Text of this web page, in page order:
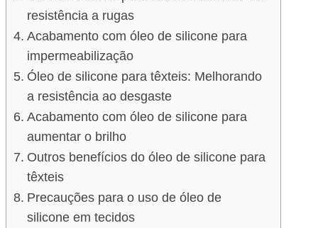
resistência a rugas
Acabamento com óleo de silicone para
impermeabilização
Óleo de silicone para têxteis: Melhorando
a resistência ao desgaste
Acabamento com óleo de silicone para
aumentar o brilho
Outros benefícios do óleo de silicone para
têxteis
Precauções para o uso de óleo de
silicone em tecidos